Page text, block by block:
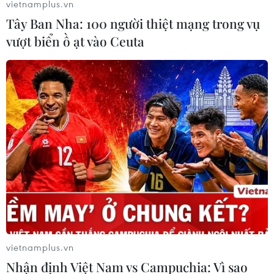
Đưa gốm sứ Bình Dương vào mạng
lưới thủ công sáng tạo thế giới
05/08/2026 11:53
Xuất khẩu gạo Thái Lan giảm gần
19% trong nửa đầu năm 2026
05/08/2026 11:36
Trung Quốc sẽ đáp trả các biện pháp
hạn chế của Mỹ
vietnamplus.vn
Tây Ban Nha: 100 người thiệt mạng trong vụ
vượt biển ồ ạt vào Ceuta
vietnamplus.vn
Nhận định Việt Nam vs Campuchia: Vì sao